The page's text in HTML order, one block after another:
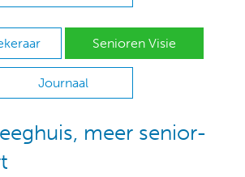
Senioren Visie
Journaal
meer senior-